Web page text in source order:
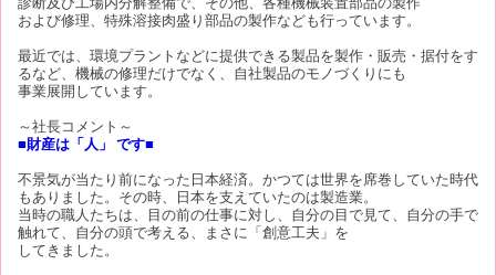
および修理、特殊溶接肉盛り部品の製作なども行っています。
最近では、環境プラントなどに提供できる製品を製作・販売・据付をす
るなど、機械の修理だけでなく、自社製品のモノづくりにも
事業展開しています。
～社長コメント～
■財産は「人」 です■
不景気が当たり前になった日本経済。かつては世界を席巻していた時代
もありました。その時、日本を支えていたのは製造業。
当時の職人たちは、目の前の仕事に対し、自分の目で見て、自分の手で
触れて、自分の頭で考える、まさに「創意工夫」を
してきました。